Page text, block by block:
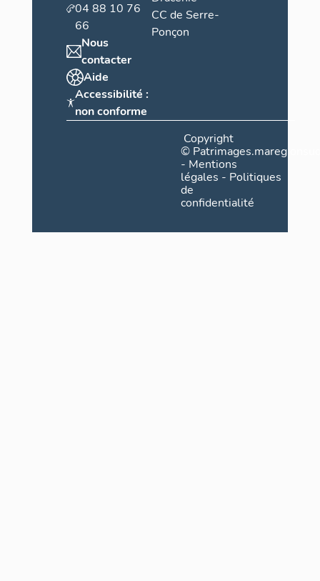
04 88 10 76
66
Nous
contacter
Aide
Accessibilité :
non conforme
CC de Serre-
Ponçon
Copyright
©
- Mentions
légales - Politiques
de
confidentialité